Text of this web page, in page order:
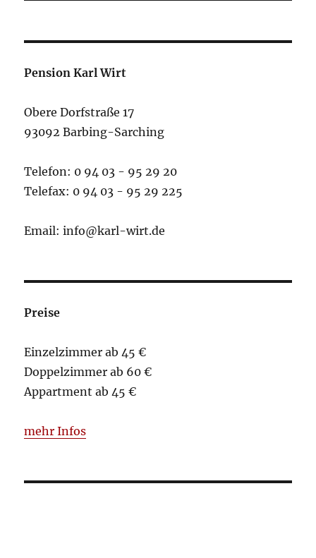
Pension Karl Wirt
Obere Dorfstraße 17
93092 Barbing-Sarching
Telefon: 0 94 03 - 95 29 20
Telefax: 0 94 03 - 95 29 225
Email: info@karl-wirt.de
Preise
Einzelzimmer ab 45 €
Doppelzimmer ab 60 €
Appartment ab 45 €
mehr Infos